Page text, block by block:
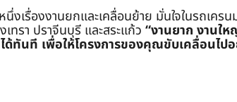
นึ่งเรื่องงานยกและเคลื่อนย้าย มั่นใจในรถเ
ทรา ปราจีนบุรี และสระแก้ว “งานยาก งานใ
ด้ทันที เพื่อให้โครงการของคุณขับเคลื่อนไป